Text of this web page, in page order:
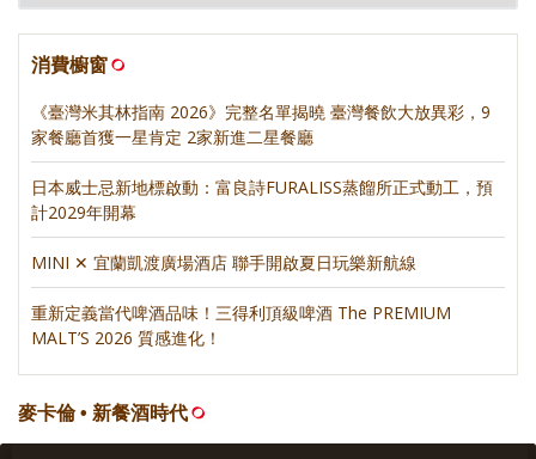
消費櫥窗
《臺灣米其林指南 2026》完整名單揭曉 臺灣餐飲大放異彩，9
家餐廳首獲一星肯定 2家新進二星餐廳
日本威士忌新地標啟動：富良詩FURALISS蒸餾所正式動工，預
計2029年開幕
MINI ✕ 宜蘭凱渡廣場酒店 聯手開啟夏日玩樂新航線
重新定義當代啤酒品味！三得利頂級啤酒 The PREMIUM
MALT’S 2026 質感進化！
麥卡倫 • 新餐酒時代